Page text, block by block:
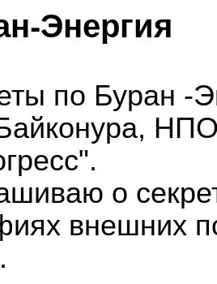
Энергия
по Буран -
о
внешних